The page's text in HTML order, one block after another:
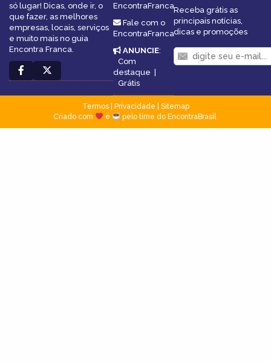
só lugar! Dicas, onde ir, o
que fazer, as melhores
empresas, locais, serviços
e muito mais no guia
Encontra Franca.
EncontraFranca
Fale com o
EncontraFranca
ANUNCIE:
Com
destaque |
Grátis
Receba grátis as
principais notícias,
dicas e promoções
Termos| Privacidade
Sitemap
Criado com
e pelo time do EncontraBrasil